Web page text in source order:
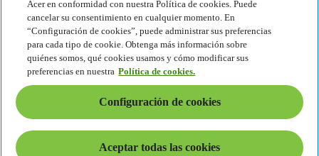
Huella de carbono del producto
Proyecto Humanity
Earthion
Política de privacidad
Política de cookies
Aviso legal
Información legal adicional
Política de accesibilidad
Configuración de cookies
América Latina - Español
Acer en conformidad con nuestra Política de cookies. Puede
cancelar su consentimiento en cualquier momento. En
“Configuración de cookies”, puede administrar sus preferencias
para cada tipo de cookie. Obtenga más información sobre
quiénes somos, qué cookies usamos y cómo modificar sus
preferencias en nuestra Política de cookies.
Configuración de cookies
Aceptar todas las cookies